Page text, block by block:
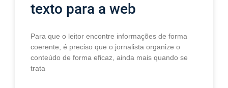
texto para a web
Para que o leitor encontre informações de forma
coerente, é preciso que o jornalista organize o
conteúdo de forma eficaz, ainda mais quando se
trata